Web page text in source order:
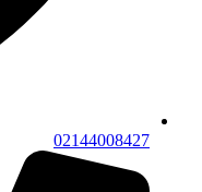
02144008427